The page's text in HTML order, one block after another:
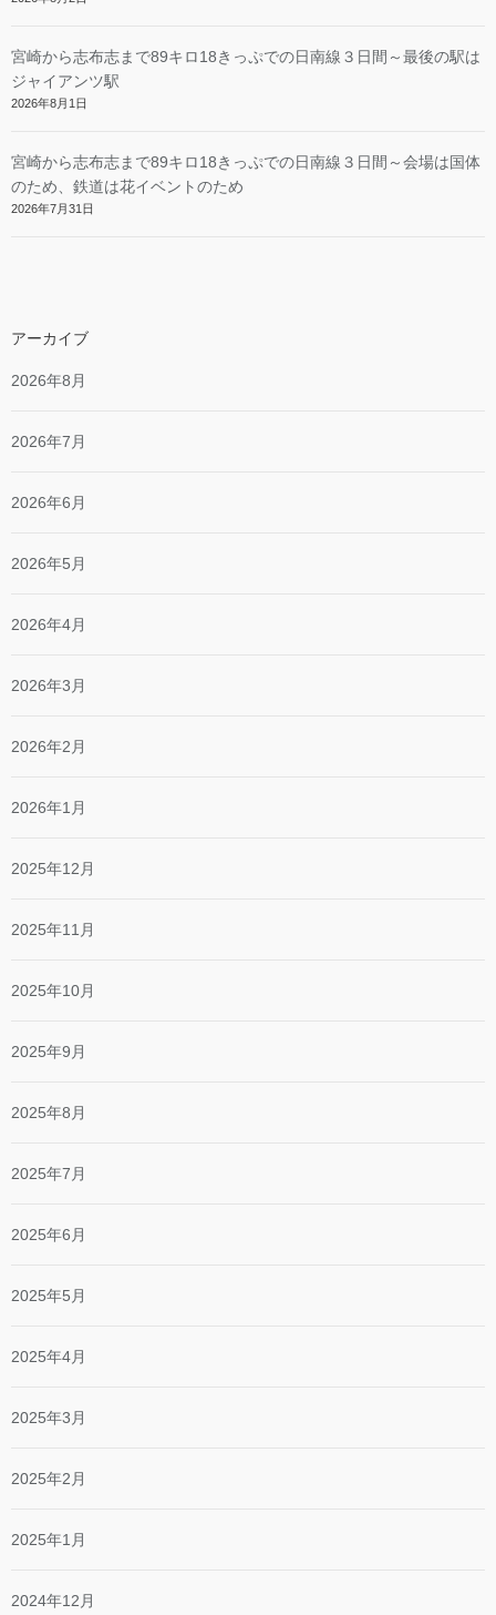
宮崎から志布志まで89キロ18きっぷでの日南線３日間～最後の駅は
ジャイアンツ駅
2026年8月1日
宮崎から志布志まで89キロ18きっぷでの日南線３日間～会場は国体
のため、鉄道は花イベントのため
2026年7月31日
アーカイブ
2026年8月
2026年7月
2026年6月
2026年5月
2026年4月
2026年3月
2026年2月
2026年1月
2025年12月
2025年11月
2025年10月
2025年9月
2025年8月
2025年7月
2025年6月
2025年5月
2025年4月
2025年3月
2025年2月
2025年1月
2024年12月